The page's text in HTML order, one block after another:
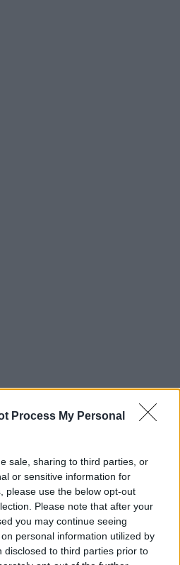
Process My Personal
sale, sharing to third parties, or
or sensitive information for
please use the below opt-out
Please note that after your
you may continue seeing
personal information utilized by
disclosed to third parties prior to
Ε.Π.Ε., ως Κάτοχος Άδειας
υλοποιήσει την ανάκληση
τηρούνται για διάστημα
και τίθενται υπόψη του